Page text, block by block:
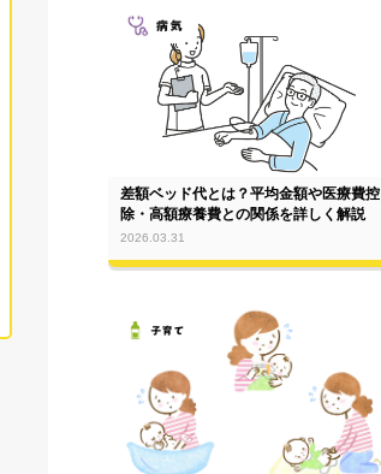
差額ベッド代とは？平均金額や医療費控
除・高額療養費との関係を詳しく解説
2026.03.31